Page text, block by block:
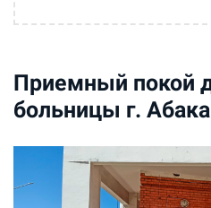
Приемный покой
больницы г.